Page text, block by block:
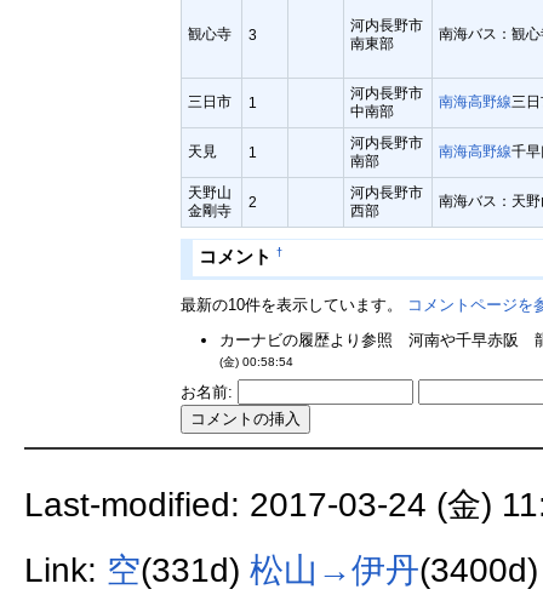
観心寺 3
河内長野市
南東部
南海バス：観
三日市 1
河内長野市
中南部
南海高野線三
天見 1
河内長野市
南部
南海高野線千
天野山
金剛寺
2
河内長野市
西部
南海バス：天
コメント †
最新の10件を表示しています。
コメントページを
カーナビの履歴より参照 河南や千早赤阪
(金) 00:58:54
お名前:
Last-modified: 2017-03-24 (金)
Link: 空(331d) 松山→伊丹